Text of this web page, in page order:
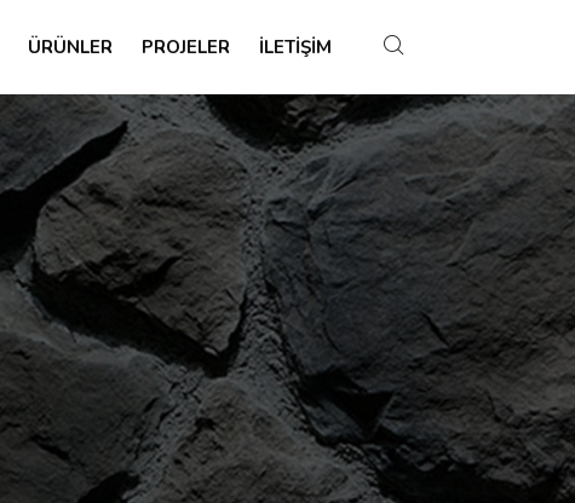
ÜRÜNLER PROJELER İLETIŞIM